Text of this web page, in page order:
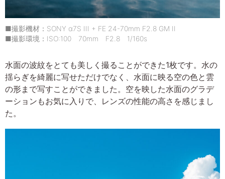
■撮影機材：SONY α7S III + FE 24-70mm F2.8 GM II
■撮影環境：ISO:100 70mm F2.8 1/160s
水面の波紋をとても美しく撮ることができた1枚です。水の
揺らぎを綺麗に写せただけでなく、水面に映る空の色と雲
の形まで写すことができました。空を映した水面のグラデ
ーションもお気に入りで、レンズの性能の高さを感じまし
た。